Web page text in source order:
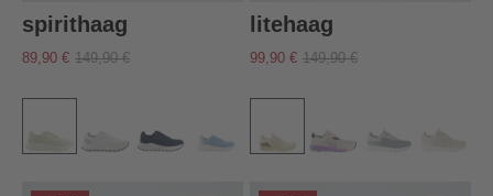
spirithaag
89,90 € 149,90 €
litehaag
99,90 € 149,90 €